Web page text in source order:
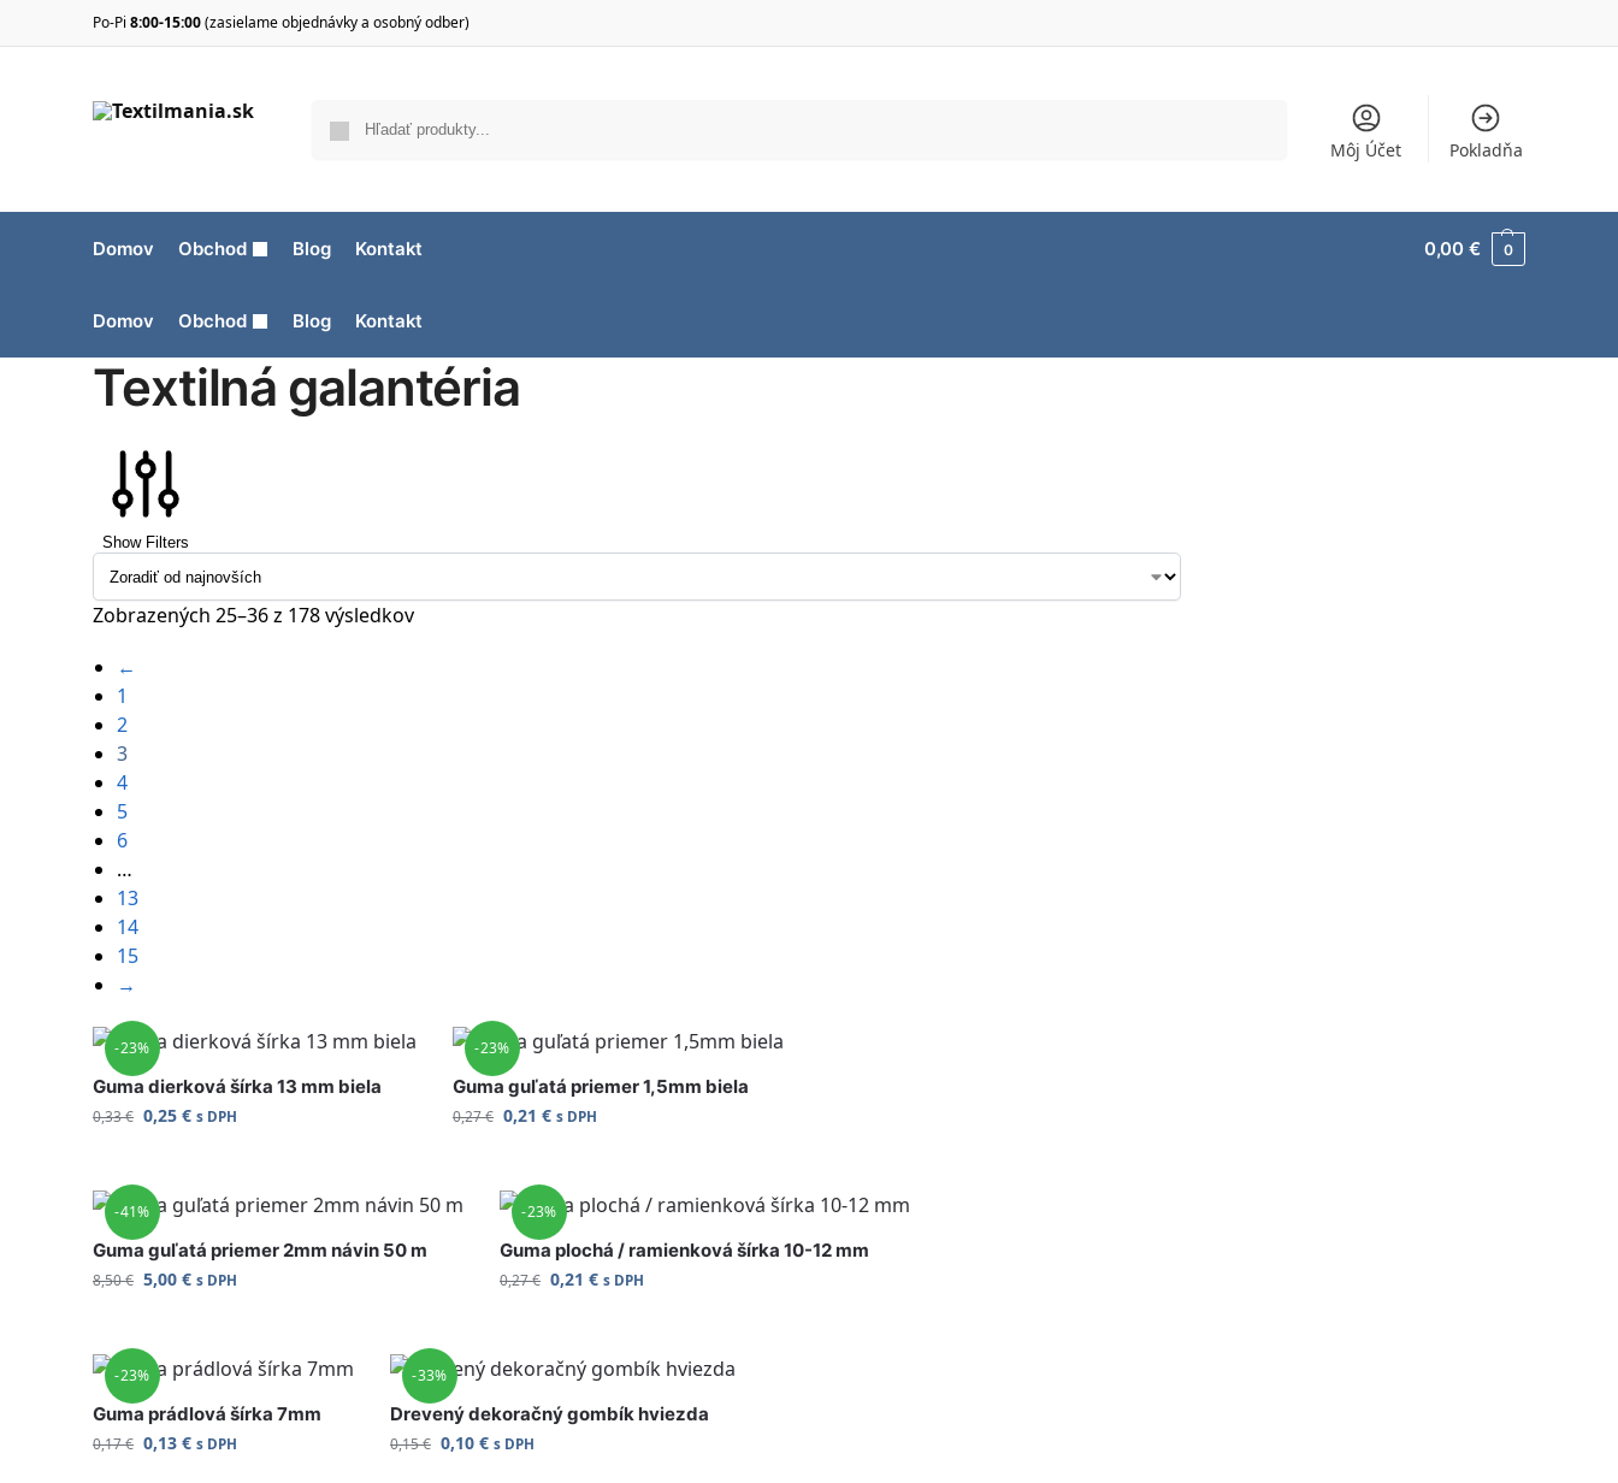
Po-Pi 8:00-15:00(zasielame objednávky a osobný odber)
Môj Účet Pokladňa
Domov Obchod Blog Kontakt
Domov Obchod Blog Kontakt
0,00€ 0
Textilná galantéria
Show Filters
Zobrazených 25–36 z 178 výsledkov
←
1
2
3
4
5
6
…
13
14
15
→
-23%
Guma dierková šírka 13 mm biela
0,33€ 0,25 € s DPH
-23%
Guma guľatá priemer 1,5mm biela
0,27€ 0,21 € s DPH
-41%
Guma guľatá priemer 2mm návin 50 m
8,50€ 5,00 € s DPH
-23%
Guma plochá / ramienková šírka 10-12 mm
0,27€ 0,21 € s DPH
-23%
Guma prádlová šírka 7mm
0,17€ 0,13 € s DPH
-33%
Drevený dekoračný gombík hviezda
0,15€ 0,10 € s DPH